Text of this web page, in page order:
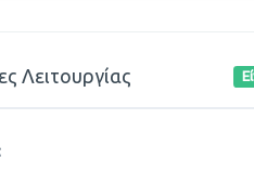
Λειτουργίας